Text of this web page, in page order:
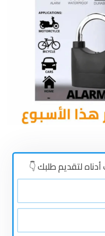
لتقديم طلبك 👇